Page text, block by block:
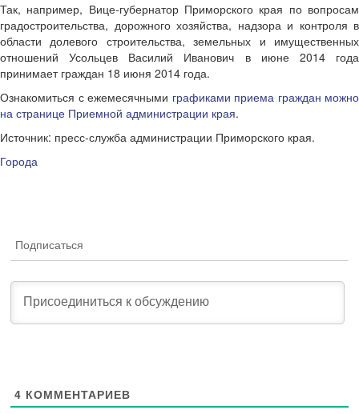
Так, например, Вице-губернатор Приморского края по вопросам
градостроительства, дорожного хозяйства, надзора и контроля в
области долевого строительства, земельных и имущественных
отношений Усольцев Василий Иванович в июне 2014 года
принимает граждан 18 июня 2014 года.
Ознакомиться с ежемесячными графиками приема граждан можно
на странице Приемной администрации края.
Источник: пресс-служба администрации Приморского края.
Города
Подписаться
4 КОММЕНТАРИЕВ